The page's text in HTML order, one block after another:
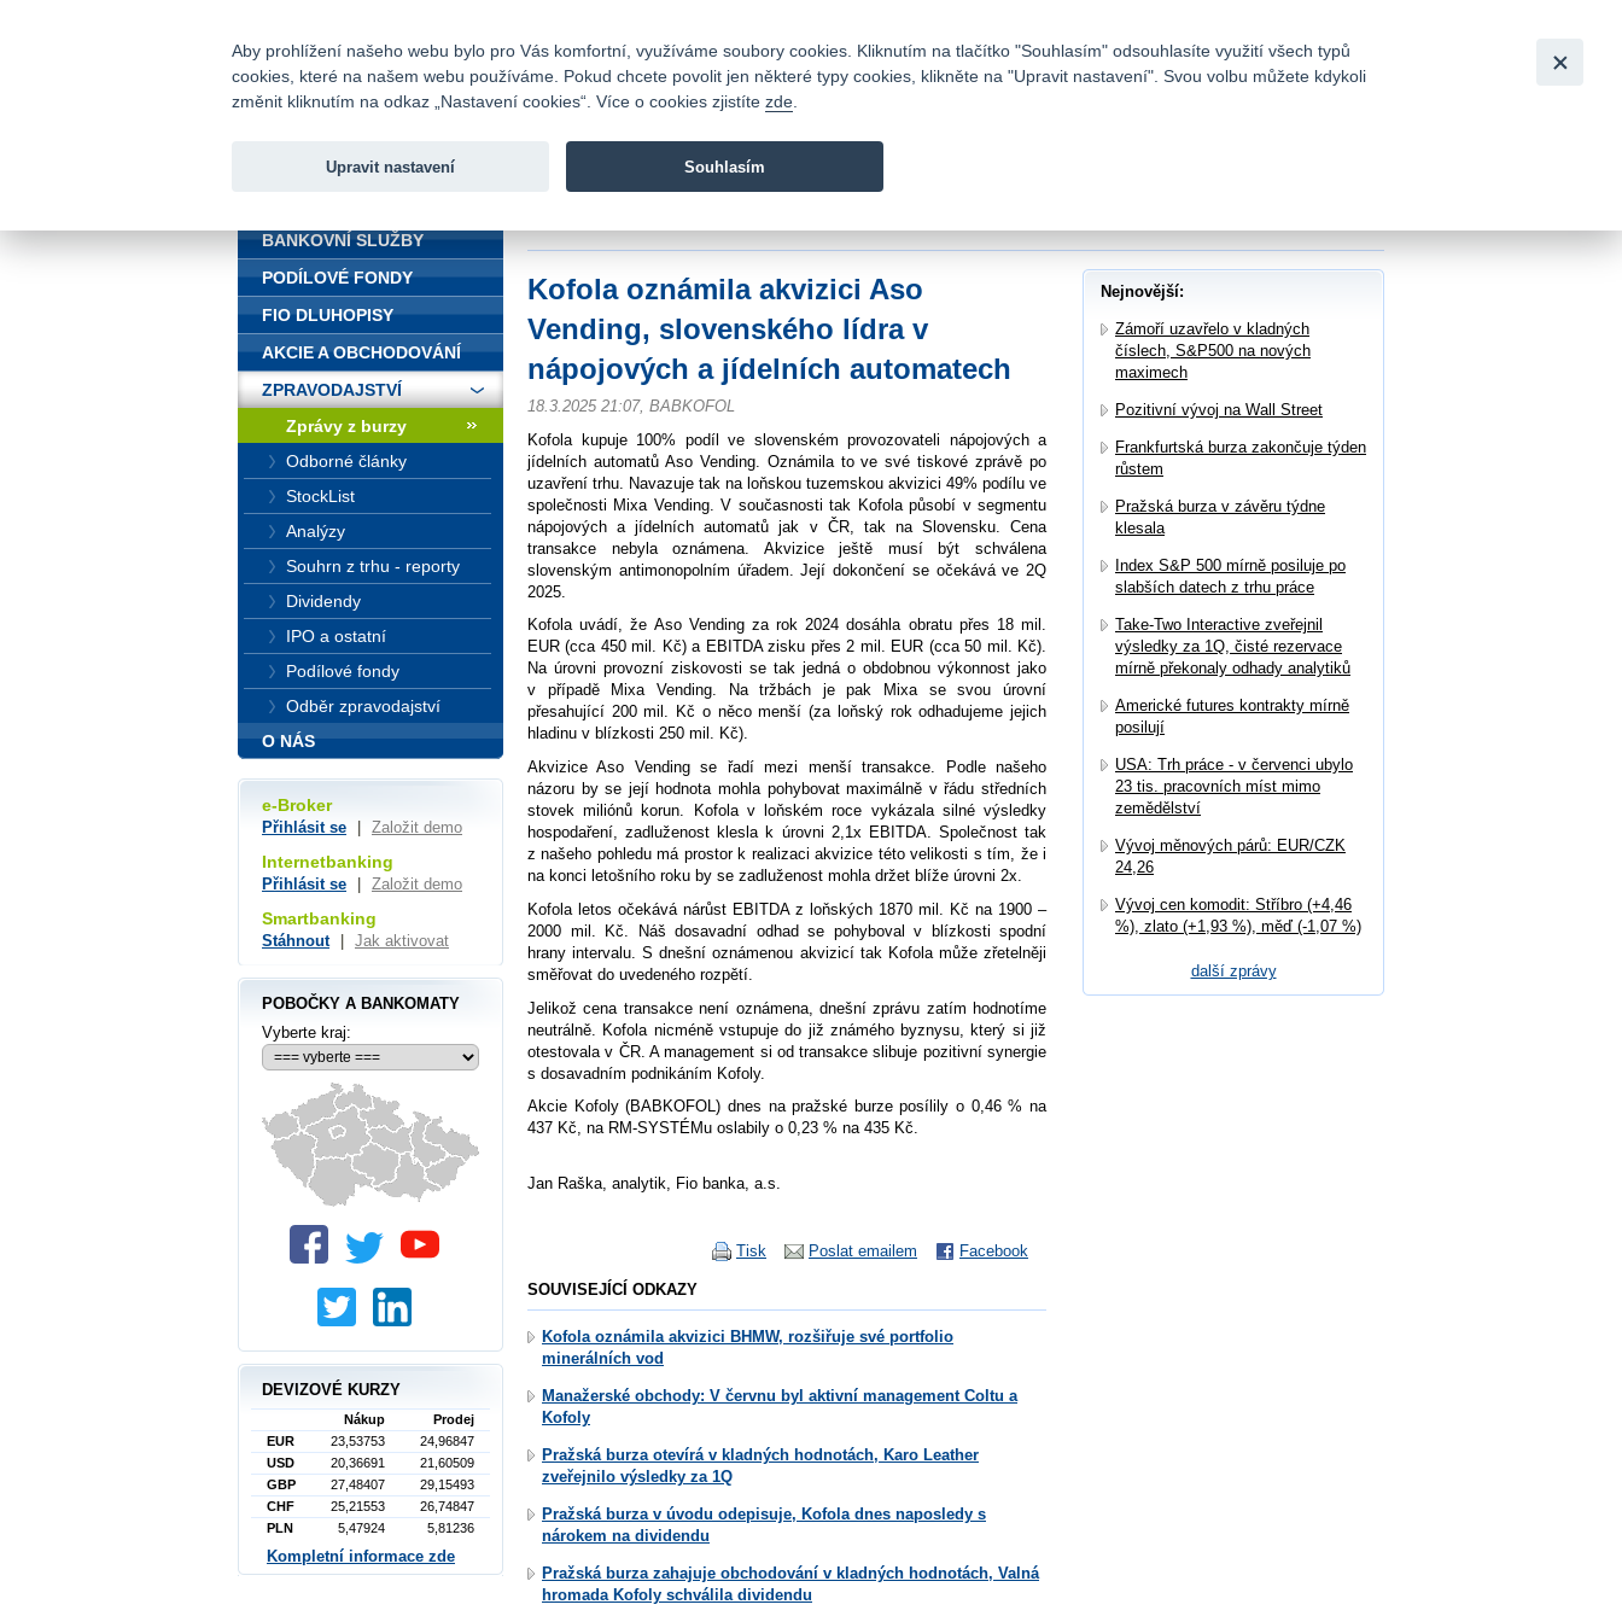
Fio banka
Fio banka je moderní česká banka. Poskytuje účty bez poplatků a
Kofola oznámila akvizici Aso
Vending, slovenského lídra v
nápojových a jídelních automatech
18.3.2025 21:07, BABKOFOL
Kofola kupuje 100% podíl ve slovenském provozovateli nápojových a
jídelních automatů Aso Vending. Oznámila to ve své tiskové zprávě po
uzavření trhu. Navazuje tak na loňskou tuzemskou akvizici 49% podílu ve
společnosti Mixa Vending. V současnosti tak Kofola působí v segmentu
nápojových a jídelních automatů jak v ČR, tak na Slovensku. Cena
transakce nebyla oznámena. Akvizice ještě musí být schválena
slovenským antimonopolním úřadem. Její dokončení se očekává ve 2Q
2025.
Kofola uvádí, že Aso Vending za rok 2024 dosáhla obratu přes 18 mil.
EUR (cca 450 mil. Kč) a EBITDA zisku přes 2 mil. EUR (cca 50 mil. Kč).
Na úrovni provozní ziskovosti se tak jedná o obdobnou výkonnost jako
v případě Mixa Vending. Na tržbách je pak Mixa se svou úrovní
přesahující 200 mil. Kč o něco menší (za loňský rok odhadujeme jejich
hladinu v blízkosti 250 mil. Kč).
Akvizice Aso Vending se řadí mezi menší transakce. Podle našeho
názoru by se její hodnota mohla pohybovat maximálně v řádu středních
stovek miliónů korun. Kofola v loňském roce vykázala silné výsledky
hospodaření, zadluženost klesla k úrovni 2,1x EBITDA. Společnost tak
z našeho pohledu má prostor k realizaci akvizice této velikosti s tím, že i
na konci letošního roku by se zadluženost mohla držet blíže úrovni 2x.
Kofola letos očekává nárůst EBITDA z loňských 1870 mil. Kč na 1900 –
2000 mil. Kč. Náš dosavadní odhad se pohyboval v blízkosti spodní
hrany intervalu. S dnešní oznámenou akvizicí tak Kofola může zřetelněji
směřovat do uvedeného rozpětí.
Jelikož cena transakce není oznámena, dnešní zprávu zatím hodnotíme
neutrálně. Kofola nicméně vstupuje do již známého byznysu, který si již
otestovala v ČR. A management si od transakce slibuje pozitivní synergie
s dosavadním podnikáním Kofoly.
Akcie Kofoly (BABKOFOL) dnes na pražské burze posílily o 0,46 % na
437 Kč, na RM-SYSTÉMu oslabily o 0,23 % na 435 Kč.
Jan Raška, analytik, Fio banka, a.s.
Facebook
Poslat emailem
Tisk
SOUVISEJÍCÍ ODKAZY
Kofola oznámila akvizici BHMW, rozšiřuje své portfolio
minerálních vod
Manažerské obchody: V červnu byl aktivní management Coltu a
Kofoly
Pražská burza otevírá v kladných hodnotách, Karo Leather
zveřejnilo výsledky za 1Q
Pražská burza v úvodu odepisuje, Kofola dnes naposledy s
nárokem na dividendu
Pražská burza zahajuje obchodování v kladných hodnotách, Valná
hromada Kofoly schválila dividendu
Nejnovější:
Zámoří uzavřelo v kladných
číslech, S&P500 na nových
maximech
Pozitivní vývoj na Wall Street
Frankfurtská burza zakončuje týden
růstem
Pražská burza v závěru týdne
klesala
Index S&P 500 mírně posiluje po
slabších datech z trhu práce
Take-Two Interactive zveřejnil
výsledky za 1Q, čisté rezervace
mírně překonaly odhady analytiků
Americké futures kontrakty mírně
posilují
USA: Trh práce - v červenci ubylo
23 tis. pracovních míst mimo
zemědělství
Vývoj měnových párů: EUR/CZK
24,26
Vývoj cen komodit: Stříbro (+4,46
%), zlato (+1,93 %), měď (-1,07 %)
další zprávy
BANKOVNÍ SLUŽBY
PODÍLOVÉ FONDY
FIO DLUHOPISY
AKCIE A OBCHODOVÁNÍ
ZPRAVODAJSTVÍ
Zprávy z burzy
Odborné články
StockList
Analýzy
Souhrn z trhu - reporty
Dividendy
IPO a ostatní
Podílové fondy
Odběr zpravodajství
O NÁS
e-Broker
Přihlásit se Založit demo
Internetbanking
Přihlásit se Založit demo
Smartbanking
Stáhnout Jak aktivovat
POBOČKY A BANKOMATY
Vyberte kraj:
DEVIZOVÉ KURZY
Nákup
Prodej
EUR
23,53753
24,96847
USD
20,36691
21,60509
GBP
27,48407
29,15493
CHF
25,21553
26,74847
PLN
5,47924 5,81236
Kompletní informace zde
Aby prohlížení našeho webu bylo pro Vás komfortní, využíváme soubory cookies. Kliknutím na tlačítko "Souhlasím" odsouhlasíte využití všech typů
cookies, které na našem webu používáme. Pokud chcete povolit jen některé typy cookies, klikněte na "Upravit nastavení". Svou volbu můžete kdykoli
změnit kliknutím na odkaz „Nastavení cookies“. Více o cookies zjistíte zde
Upravit nastavení Souhlasím